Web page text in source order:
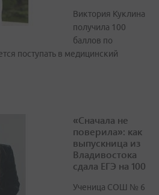
Виктория Куклина
получила 100
баллов по
поступать в медицинский
«Сначала не
поверила»: как
выпускница из
Владивостока
сдала ЕГЭ на 100
Ученица СОШ № 6